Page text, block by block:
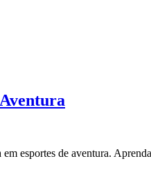
esportes de aventura.